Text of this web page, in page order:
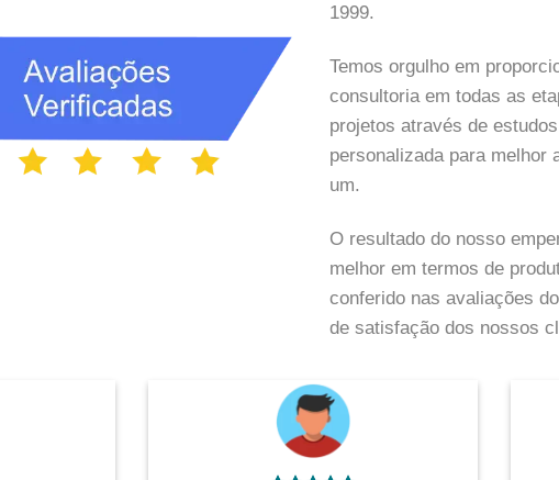
1999.
Temos orgulho em
consultoria em todas as
projetos através de
personalizada para melhor
um.
O resultado do nosso
melhor em termos de
conferido nas avaliações
de satisfação dos nossos